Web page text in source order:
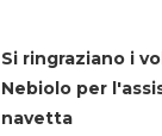
Si ringraziano i
Nebiolo per
navetta